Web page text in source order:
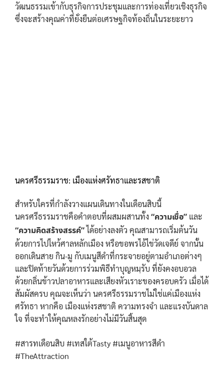
วัฒนธรรมเข้ากับธุรกิจการประชุมและการท่องเที่ยวเชิงธุรกิจ
ซึ่งจะสร้างคุณค่าที่ยั่งยืนต่อเศรษฐกิจท้องถิ่นในระยะยาว
นครศรีธรรมราช: เมืองแห่งศรัทธาและรสชาติ
สำหรับใครที่กำลังวางแผนเดินทางในเดือนสิบนี้
นครศรีธรรมราชคือคำตอบที่ผสมผสานทั้ง “ความเชื่อ” และ
“ความคิดสร้างสรรค์”ได้อย่างลงตัว คุณสามารถเริ่มต้นวัน
ด้วยการไปไหว้ศาลหลักเมือง หรือขอพรไอ้ไข่วัดเจดีย์ จากนั้น
ออกเดินสาย กิน-มู กับเมนูสีดำที่กระจายอยู่ตามอำเภอต่างๆ
และปิดท้ายวันด้วยการร่วมพิธีทำบุญหมฺรับ ที่ยังคงอบอวล
ด้วยกลิ่นข้าวปลาอาหารและเสียงหัวเราะของครอบครัว เมื่อได้
สัมผัสครบ คุณจะเห็นว่า นครศรีธรรมราชไม่ใช่แค่เมืองแห่ง
ศรัทธา หากคือ เมืองแห่งรสชาติ ความทรงจำ และแรงบันดาล
ใจ ที่จะทำให้คุณหลงรักอย่างไม่มีวันสิ้นสุด
#สารทเดือนสิบ #เทสใต้Tasty #เมนูอาหารสีดำ
#TheAttraction